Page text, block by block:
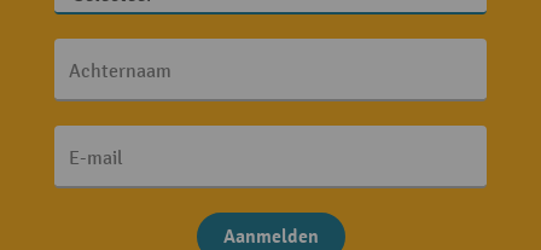
Achternaam
E-mail
Aanmelden